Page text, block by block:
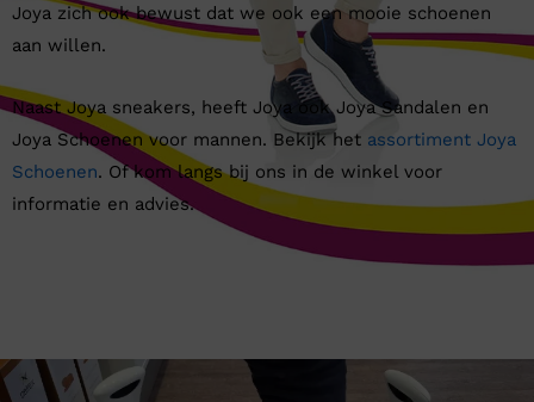
Joya zich ook bewust dat we ook een mooie schoenen
aan willen.
Naast Joya sneakers, heeft Joya ook Joya Sandalen en
Joya Schoenen voor mannen. Bekijk het assortiment Joya
Schoenen. Of kom langs bij ons in de winkel voor
informatie en advies.